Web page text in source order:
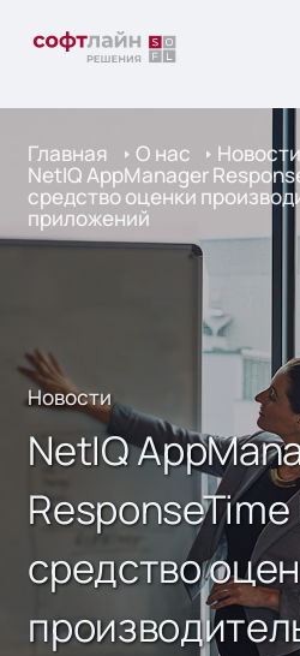
Главная О нас Новости
NetIQ AppManager
средство оценки
приложений
Новости
NetIQ
средство